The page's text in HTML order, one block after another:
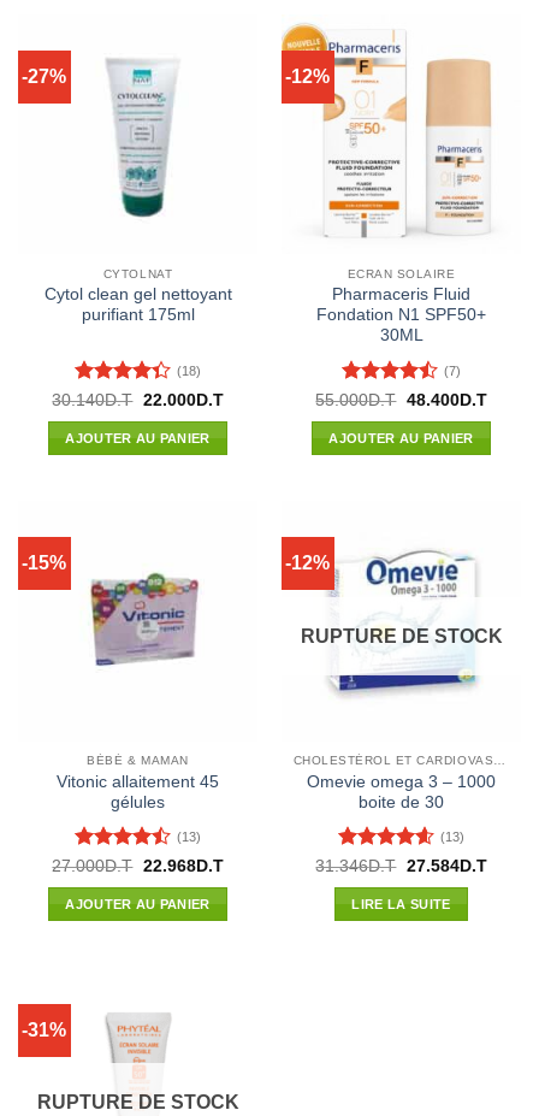
-27%
CYTOLNAT
Cytol clean gel nettoyant
purifiant 175ml
Note4.33
sur 5
(18)
30.140D.T Le
initial
était :
30.140D.T.
22.000D.TLe
22.000D.T.
AJOUTER AU PANIER
-12%
ECRAN SOLAIRE
Pharmaceris Fluid
Fondation N1 SPF50+
30ML
Note4.43
sur 5
(7)
55.000D.T Le
initial
était :
55.000D.T.
48.400D.TLe
AJOUTER AU PANIER
-15%
BÉBÉ & MAMAN
Vitonic allaitement 45
gélules
Note4.46
sur 5
(13)
27.000D.T Le
initial
était :
22.968D.TLe
AJOUTER AU PANIER
-12%
RUPTURE DE STOCK
Omevie omega 3 – 1000
boite de 30
Note4.54
sur 5
(13)
31.346D.T Le
initial
était :
27.584D.TLe
LIRE LA SUITE
-31%
RUPTURE DE STOCK